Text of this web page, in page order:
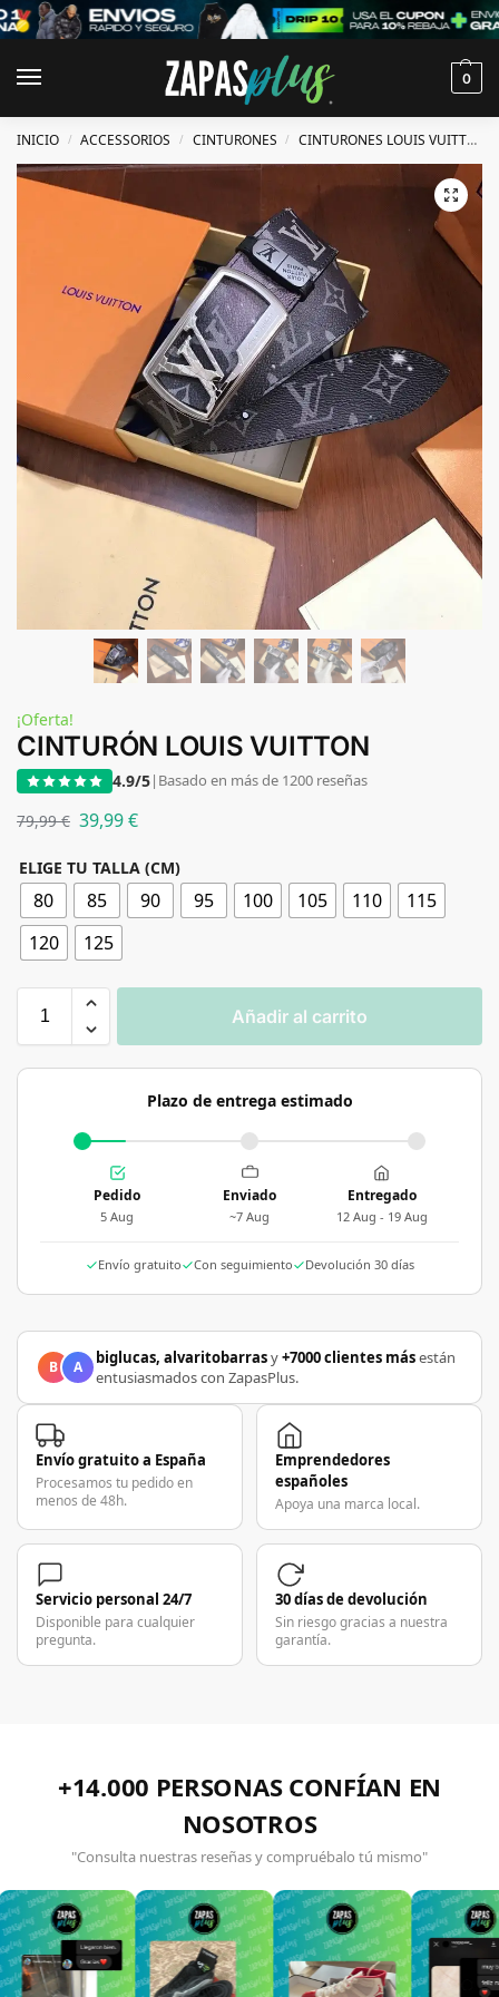
0
INICIO / ACCESSORIOS / CINTURONES / CINTURONES LOUIS VUITTON
¡Oferta!
CINTURÓN LOUIS VUITTON
4.9/5| Basado en más de 1200 reseñas
79,99€ 39,99€
ELIGE TU TALLA (CM)
80 85 90 95 100 105 110
115
120
125
Añadir al carrito
Plazo de entrega estimado
Pedido
5 Aug
Enviado
~7 Aug
Entregado
12 Aug - 19 Aug
Envío gratuito Con seguimiento Devolución 30 días
B A biglucas, alvaritobarrasy+7000 clientes másestán
entusiasmados con ZapasPlus.
Envío gratuito a España
Procesamos tu pedido en
menos de 48h.
Emprendedores
españoles
Apoya una marca local.
Servicio personal 24/7
Disponible para cualquier
pregunta.
30 días de devolución
Sin riesgo gracias a nuestra
garantía.
+14.000 PERSONAS CONFÍAN EN
NOSOTROS
"Consulta nuestras reseñas y compruébalo tú mismo"